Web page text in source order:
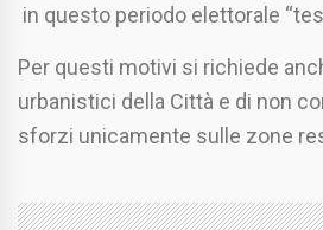
in questo periodo elettorale
Per questi motivi si richiede
urbanistici della Città e di non
sforzi unicamente sulle zone